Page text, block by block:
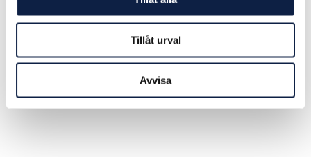
Tillåt urval
Avvisa
Storbritannien inför nya sanktioner mot Rysslands så
kallade skuggflotta som transporterar olja på Östersjön,
enligt brittiska regeringen.